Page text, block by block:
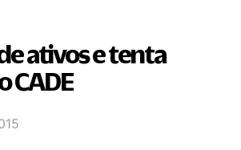
ativos e tenta
CADE